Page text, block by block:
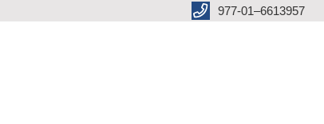
977-01–6613957